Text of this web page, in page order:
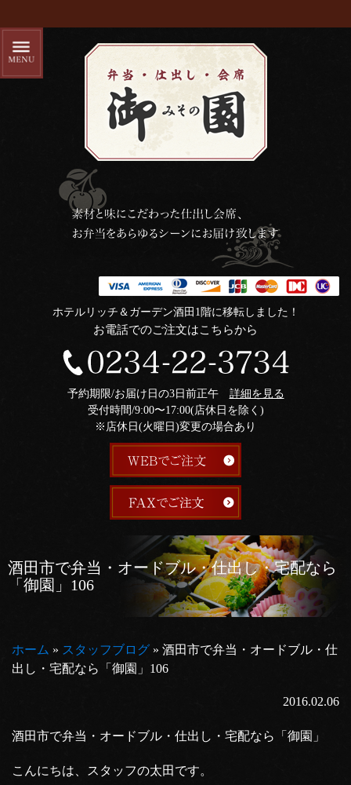
ホテルリッチ＆ガーデン酒田1階に移転しました！
お電話でのご注文はこちらから
予約期限/お届け日の3日前正午 詳細を見る
受付時間/9:00〜17:00(店休日を除く)
※店休日(火曜日)変更の場合あり
酒田市で弁当・オードブル・仕出し・宅配なら
「御園」106
ホーム » スタッフブログ » 酒田市で弁当・オードブル・仕
出し・宅配なら「御園」106
2016.02.06
酒田市で弁当・オードブル・仕出し・宅配なら「御園」
こんにちは、スタッフの太田です。